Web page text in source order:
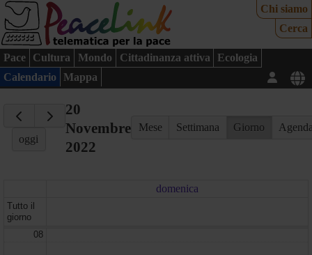
Chi siamo
Cerca
Pace Cultura Mondo Cittadinanza attiva
Ecologia
Calendario
Mappa
oggi
20
Novembre
2022
Mese Settimana Giorno
domenica
Tutto il
giorno
08